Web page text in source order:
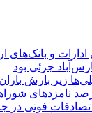
و بانک‌های
جزئی بود
زیر بارش باران